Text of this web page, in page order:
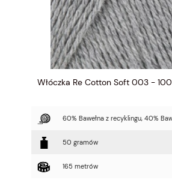
Włóczka Re Cotton Soft 003 -
60% Bawełna z recyklingu, 40%
50 gramów
165 metrów